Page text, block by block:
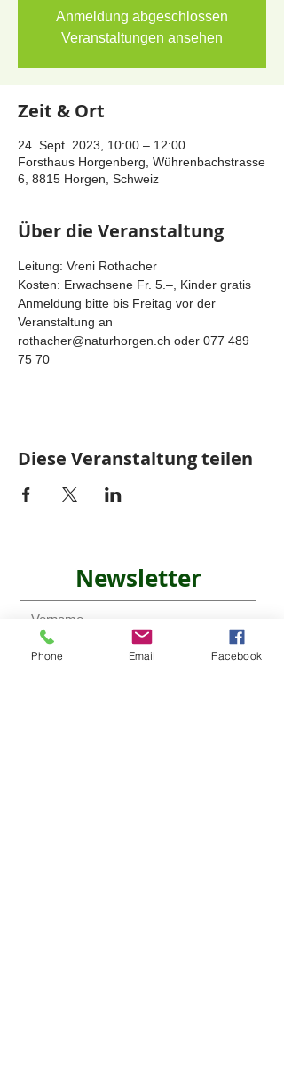
Anmeldung abgeschlossen
Veranstaltungen ansehen
Zeit & Ort
24. Sept. 2023, 10:00 – 12:00
Forsthaus Horgenberg, Wührenbachstrasse
6, 8815 Horgen, Schweiz
Über die Veranstaltung
Leitung: Vreni Rothacher
Kosten: Erwachsene Fr. 5.–, Kinder gratis
Anmeldung bitte bis Freitag vor der
Veranstaltung an
rothacher@naturhorgen.ch oder 077 489
75 70
Diese Veranstaltung teilen
Newsletter
Phone Email Facebook